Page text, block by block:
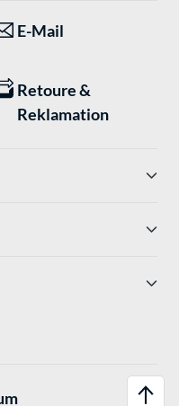
E-Mail
Retoure &
Reklamation